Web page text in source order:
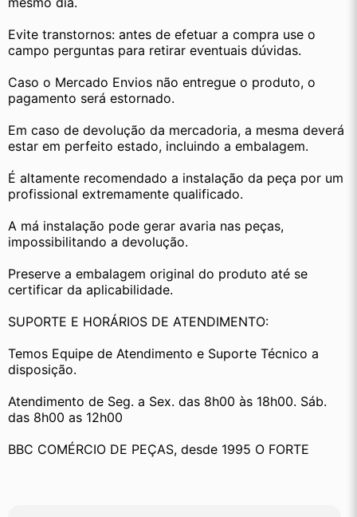
Evite transtornos: antes de efetuar a compra use o
campo perguntas para retirar eventuais dúvidas.
Caso o Mercado Envios não entregue o produto, o
pagamento será estornado.
Em caso de devolução da mercadoria, a mesma deverá
estar em perfeito estado, incluindo a embalagem.
É altamente recomendado a instalação da peça por um
profissional extremamente qualificado.
A má instalação pode gerar avaria nas peças,
impossibilitando a devolução.
Preserve a embalagem original do produto até se
certificar da aplicabilidade.
SUPORTE E HORÁRIOS DE ATENDIMENTO:
Temos Equipe de Atendimento e Suporte Técnico a
disposição.
Atendimento de Seg. a Sex. das 8h00 às 18h00. Sáb.
das 8h00 as 12h00
BBC COMÉRCIO DE PEÇAS, desde 1995 O FORTE